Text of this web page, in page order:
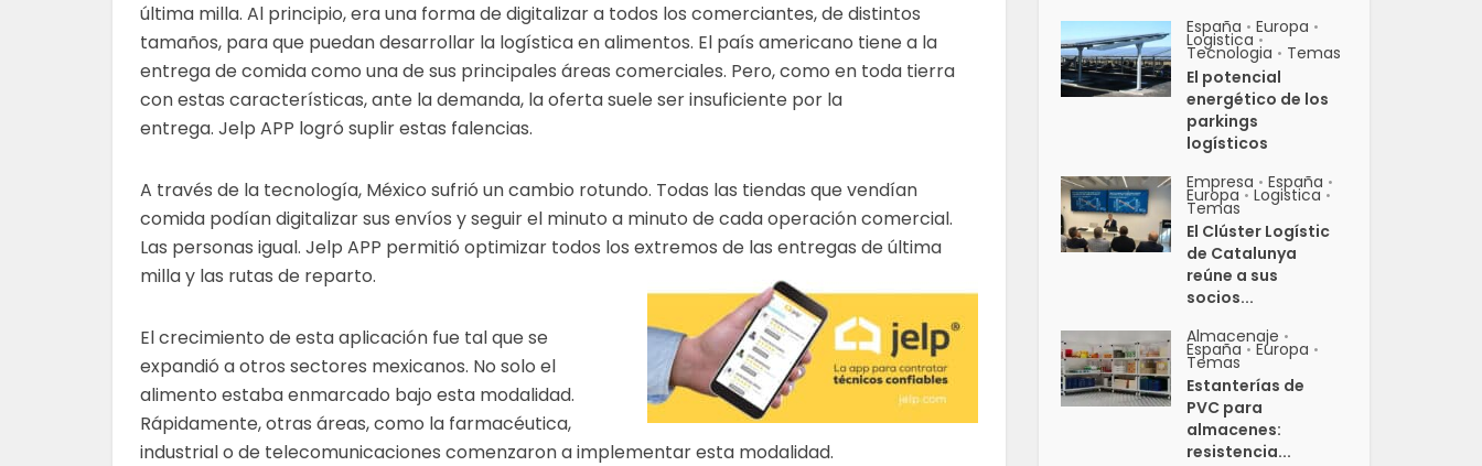
última milla. Al principio, era una forma de digitalizar a todos los comerciantes, de distintos
tamaños, para que puedan desarrollar la logística en alimentos. El país americano tiene a la
entrega de comida como una de sus principales áreas comerciales. Pero, como en toda tierra
con estas características, ante la demanda, la oferta suele ser insuficiente por la
entrega. Jelp APP logró suplir estas falencias.
A través de la tecnología, México sufrió un cambio rotundo. Todas las tiendas que vendían
comida podían digitalizar sus envíos y seguir el minuto a minuto de cada operación comercial.
Las personas igual. Jelp APP permitió optimizar todos los extremos de las entregas de última
milla y las rutas de reparto.
El crecimiento de esta aplicación fue tal que se
expandió a otros sectores mexicanos. No solo el
alimento estaba enmarcado bajo esta modalidad.
Rápidamente, otras áreas, como la farmacéutica,
industrial o de telecomunicaciones comenzaron a implementar esta modalidad.
España • Europa •
Logistica •
Tecnologia • Temas
El potencial
energético de los
parkings
logísticos
Empresa • España •
Europa • Logistica •
Temas
El Clúster Logístic
de Catalunya
reúne a sus
socios...
Almacenaje •
España • Europa •
Temas
Estanterías de
PVC para
almacenes:
resistencia...